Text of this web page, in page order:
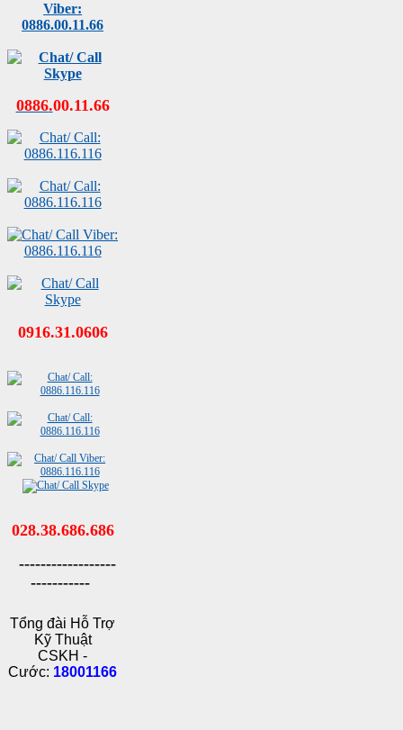
0886.00.11.66
0916.31.0606
028.38.686.686
------------------
-----------
Tổng đài Hỗ Trợ
Kỹ Thuật
CSKH -
Cước: 18001166